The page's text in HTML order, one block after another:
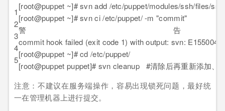
1
2
3
4
5
[root@puppet ~]# svn add /etc/puppet/modules/ssh/files/
[root@puppet ~]# svn ci /etc/puppet/ -m "commit"
警
commit hook failed (exit code 1) with output: svn:
[root@puppet ~]# cd /etc/puppet/
[root@puppet puppet]# svn cleanup #清除后再重新添加、
注意：不建议在服务端操作，容易出现锁死问题，最好统
一在管理机器上进行提交。